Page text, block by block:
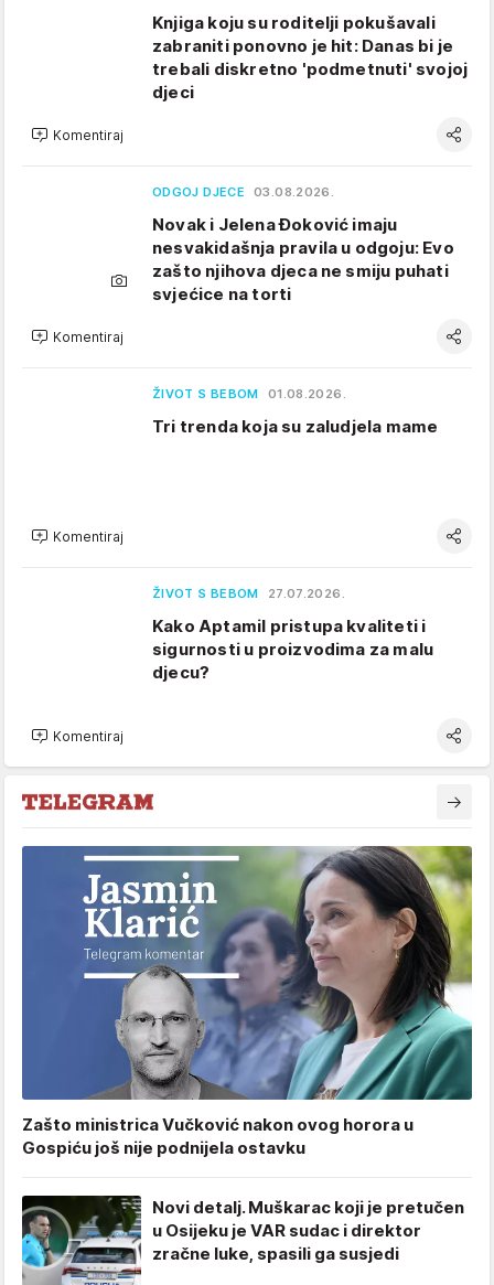
Knjiga koju su roditelji pokušavali
zabraniti ponovno je hit: Danas bi je
trebali diskretno 'podmetnuti' svojoj
djeci
Komentiraj
ODGOJ DJECE 03.08.2026.
Novak i Jelena Đoković imaju
nesvakidašnja pravila u odgoju: Evo
zašto njihova djeca ne smiju puhati
svjećice na torti
Komentiraj
ŽIVOT S BEBOM 01.08.2026.
Tri trenda koja su zaludjela mame
Komentiraj
ŽIVOT S BEBOM 27.07.2026.
Kako Aptamil pristupa kvaliteti i
sigurnosti u proizvodima za malu
djecu?
Komentiraj
Zašto ministrica Vučković nakon ovog horora u
Gospiću još nije podnijela ostavku
Novi detalj. Muškarac koji je pretučen
u Osijeku je VAR sudac i direktor
zračne luke, spasili ga susjedi